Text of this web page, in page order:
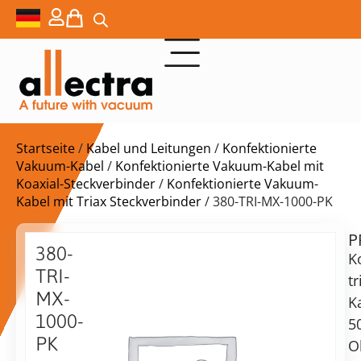
Startseite/ Kabel und Leitungen / Konfektionierte
Vakuum-Kabel / Konfektionierte Vakuum-Kabel mit
Koaxial-Steckverbinder/ Konfektionierte Vakuum-
Kabel mit Triax Steckverbinder/ 380-TRI-MX-1000-PK
380-
TRI-
MX-
1000-
PK
$
Lieferzeit: